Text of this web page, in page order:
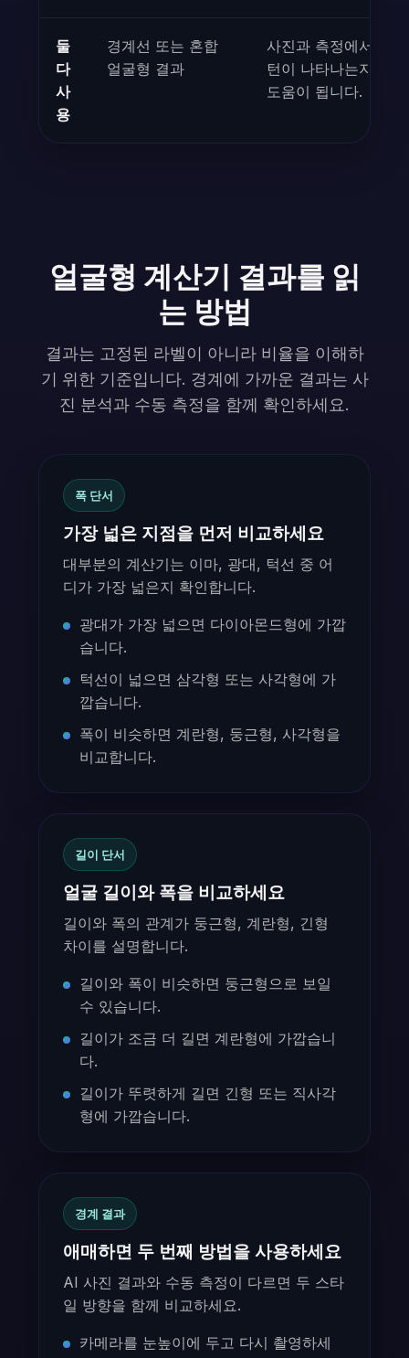
둘
다
사
용
경계선 또는 혼합
얼굴형 결과
사진과 측정에서 같
턴이 나타나는지 확
도움이 됩니다.
얼굴형 계산기 결과를 읽
는 방법
결과는 고정된 라벨이 아니라 비율을 이해하
기 위한 기준입니다. 경계에 가까운 결과는 사
진 분석과 수동 측정을 함께 확인하세요.
폭 단서
가장 넓은 지점을 먼저 비교하세요
대부분의 계산기는 이마, 광대, 턱선 중 어
디가 가장 넓은지 확인합니다.
광대가 가장 넓으면 다이아몬드형에 가깝
습니다.
턱선이 넓으면 삼각형 또는 사각형에 가
깝습니다.
폭이 비슷하면 계란형, 둥근형, 사각형을
비교합니다.
길이 단서
얼굴 길이와 폭을 비교하세요
길이와 폭의 관계가 둥근형, 계란형, 긴형
차이를 설명합니다.
길이와 폭이 비슷하면 둥근형으로 보일
수 있습니다.
길이가 조금 더 길면 계란형에 가깝습니
다.
길이가 뚜렷하게 길면 긴형 또는 직사각
형에 가깝습니다.
경계 결과
애매하면 두 번째 방법을 사용하세요
AI 사진 결과와 수동 측정이 다르면 두 스타
일 방향을 함께 비교하세요.
카메라를 눈높이에 두고 다시 촬영하세